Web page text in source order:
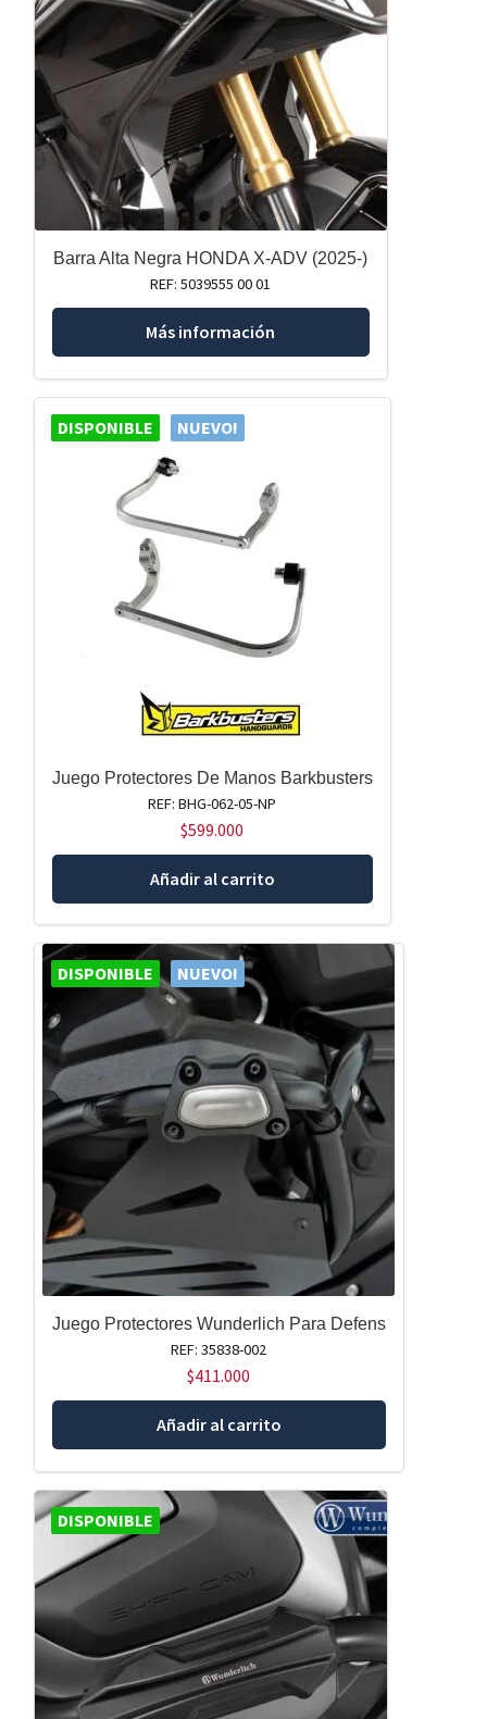
Barra Alta Negra HONDA X-ADV (2025-)
REF: 5039555 00 01
Más información
DISPONIBLE NUEVO!
Juego Protectores De Manos Barkbusters
REF: BHG-062-05-NP
$599.000
Añadir al carrito
DISPONIBLE NUEVO!
Juego Protectores Wunderlich Para Defens
REF: 35838-002
$411.000
Añadir al carrito
DISPONIBLE